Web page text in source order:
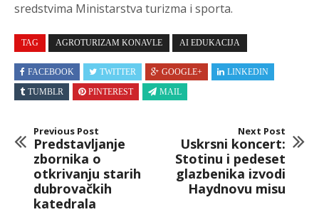
sredstvima Ministarstva turizma i sporta.
TAG AGROTURIZAM KONAVLE AI EDUKACIJA
FACEBOOK TWITTER GOOGLE+
LINKEDIN
TUMBLR
PINTEREST MAIL
Previous Post
Predstavljanje
zbornika o
otkrivanju starih
dubrovačkih
katedrala
Next Post
Uskrsni koncert:
Stotinu i pedeset
glazbenika izvodi
Haydnovu misu